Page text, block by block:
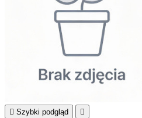
 Szybki podgląd 